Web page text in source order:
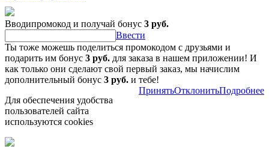
Вводипромокод и получай бонус 3 руб.
Ввести
Ты тоже можешь поделиться промокодом с друзьями и
подарить им бонус 3 руб. для заказа в нашем приложении! И
как только они сделают свой первый заказ, мы начислим
дополнительный бонус 3 руб. и тебе!
Для обеспечения удобства
пользователей сайта
используются cookies
ПринятьОтклонитьПодробнее